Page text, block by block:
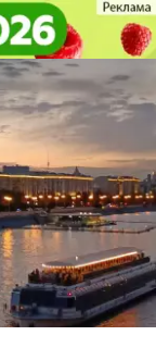
праздники
праздники